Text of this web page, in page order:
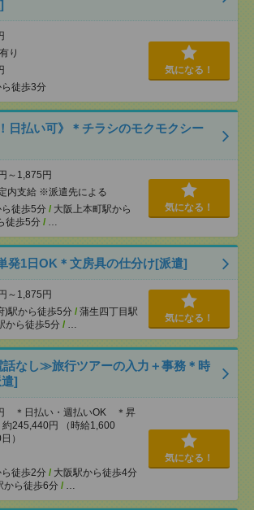
り
徒歩3分
気になる！
日払い可》＊チラシのモクモクシー
～1,875円
内支給 ※派遣先による
徒歩5分 / 大阪上本町駅から
徒歩5分 / …
気になる！
発1日OK＊文房具の仕分け[派遣]
～1,875円
)駅から徒歩5分 / 蒲生四丁目駅
から徒歩5分 / …
気になる！
なし≫旅行ツアーの入力＋事務＊時
]
＊日払い・週払いOK ＊昇
245,440円 （時給1,600
）
徒歩2分 / 大阪駅から徒歩4分
から徒歩6分 / …
気になる！